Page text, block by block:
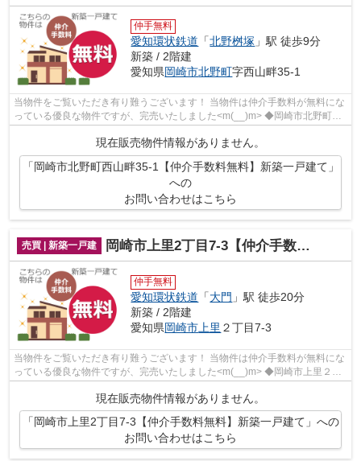
仲手無料
愛知環状鉄道 「北野桝塚 」駅 徒歩9分
新築 / 2階建
愛知県岡崎市北野町字西山畔35-1
当物件をご覧いただき有り難うございます！ 当物件は仲介手数料が無料にな
っている優良な物件ですが、完売いたしました<m(__)m> ◆岡崎市北野町字
西山畔でのマイホーム購入で...
現在販売物件情報がありません。
「岡崎市北野町西山畔35-1【仲介手数料無料】新築一戸建て」
への
お問い合わせはこちら
売買 | 新築一戸建 岡崎市上里2丁目7-3【仲介手数料無料】新築一戸建て
仲手無料
愛知環状鉄道 「大門 」駅 徒歩20分
新築 / 2階建
愛知県岡崎市 上里 ２丁目7-3
当物件をご覧いただき有り難うございます！ 当物件は仲介手数料が無料にな
っている優良な物件ですが、完売いたしました<m(__)m> ◆岡崎市上里２丁
目でのマイホーム購入で費用...
現在販売物件情報がありません。
「岡崎市上里2丁目7-3【仲介手数料無料】新築一戸建て」への
お問い合わせはこちら